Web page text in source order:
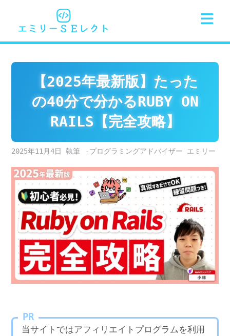
content
【2025年最新版】たった
の40分で分かるRUBY ON
RAILS【完全攻略】
2025年11月4日 -プログラミングアドバイザー エミリー
PR
当サイトではアフィリエイトプログラムを利用